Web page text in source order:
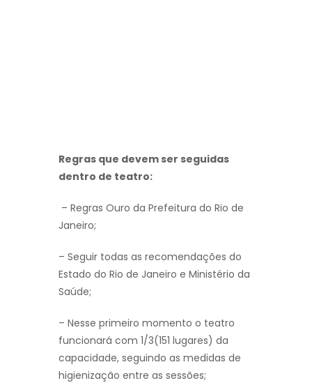
Regras que devem ser seguidas
dentro de teatro:
– Regras Ouro da Prefeitura do Rio de
Janeiro;
– Seguir todas as recomendações do
Estado do Rio de Janeiro e Ministério da
Saúde;
– Nesse primeiro momento o teatro
funcionará com 1/3(151 lugares) da
capacidade, seguindo as medidas de
higienização entre as sessões;